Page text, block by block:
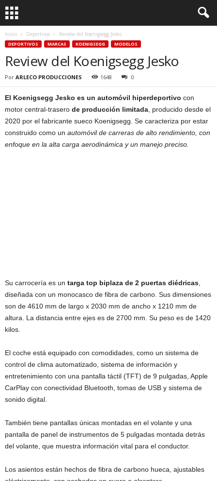
Inicio Deportivos Review del Koenigsegg Jesko
DEPORTIVOS MARCAS KOENIGSEGG MODELOS
Review del Koenigsegg Jesko
Por ARLECO PRODUCCIONES 1648 0
El Koenigsegg Jesko es un automóvil hiperdeportivo con
motor central-trasero de producción limitada , producido desde el
2020 por el fabricante sueco Koenigsegg. Se caracteriza por estar
construido como un automóvil de carreras de alto rendimiento, con
enfoque en la alta carga aerodinámica y un manejo preciso.
Su carrocería es un targa top biplaza de 2 puertas diédricas
diseñada con un monocasco de fibra de carbono. Sus dimensiones
son de 4610 mm de largo x 2030 mm de ancho x 1210 mm de
altura. La distancia entre ejes es de 2700 mm. Su peso es de 1420
kilos.
El coche está equipado con comodidades, como un sistema de
control de clima automatizado, sistema de información y
entretenimiento con una pantalla táctil (TFT) de 9 pulgadas, Apple
CarPlay con conectividad Bluetooth, tomas de USB y sistema de
sonido digital.
También tiene pantallas únicas montadas en el volante y una
pantalla de panel de instrumentos de 5 pulgadas montada detrás
del volante, que muestra información vital para el conductor.
Los asientos están hechos de fibra de carbono hueca, ajustables